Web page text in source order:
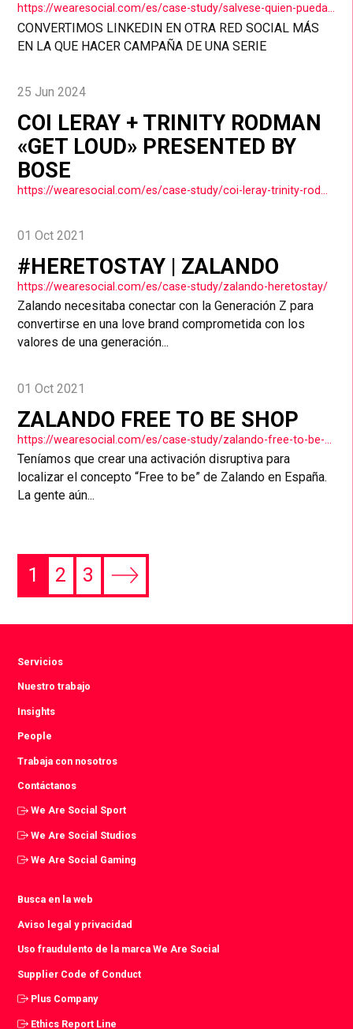
https://wearesocial.com/es/case-study/salvese-quien-pueda-netflix/
CONVERTIMOS LINKEDIN EN OTRA RED SOCIAL MÁS
EN LA QUE HACER CAMPAÑA DE UNA SERIE
25 Jun 2024
COI LERAY + TRINITY RODMAN
«GET LOUD» PRESENTED BY
BOSE
https://wearesocial.com/es/case-study/coi-leray-trinity-rodman-get-loud-presented-by-bose/
01 Oct 2021
#HERETOSTAY | ZALANDO
https://wearesocial.com/es/case-study/zalando-heretostay/
Zalando necesitaba conectar con la Generación Z para
convertirse en una love brand comprometida con los
valores de una generación...
01 Oct 2021
ZALANDO FREE TO BE SHOP
https://wearesocial.com/es/case-study/zalando-free-to-be-shop/
Teníamos que crear una activación disruptiva para
localizar el concepto “Free to be” de Zalando en España.
La gente aún...
1 2 3
Next
Servicios
Nuestro trabajo
Insights
People
Trabaja con nosotros
Contáctanos
We Are Social Sport
We Are Social Studios
We Are Social Gaming
Busca en la web
Aviso legal y privacidad
Uso fraudulento de la marca We Are Social
Supplier Code of Conduct
Plus Company
Ethics Report Line